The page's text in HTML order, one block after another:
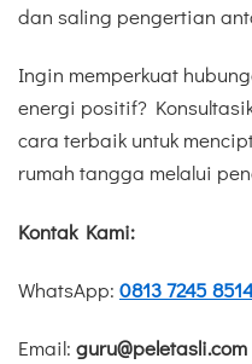
dan saling pengertian
Ingin memperkuat
energi positif?
cara terbaik untuk
rumah tangga melalui
Kontak Kami:
WhatsApp: 0813 7245
Email: guru@peletasli.com